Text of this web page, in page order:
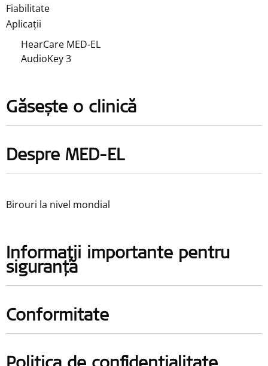
Fiabilitate
Aplicații
HearCare MED-EL
AudioKey 3
Găsește o clinică
Despre MED-EL
Birouri la nivel mondial
Informații importante pentru
siguranță
Conformitate